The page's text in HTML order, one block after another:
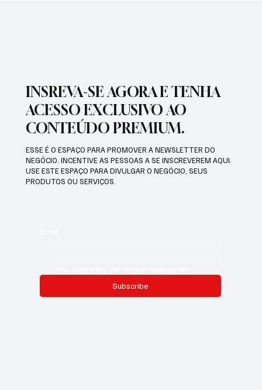
INSREVA-SE AGORA E TENHA
ACESSO EXCLUSIVO AO
CONTEÚDO PREMIUM.
ESSE É O ESPAÇO PARA PROMOVER A NEWSLETTER DO
NEGÓCIO. INCENTIVE AS PESSOAS A SE INSCREVEREM AQUI.
USE ESTE ESPAÇO PARA DIVULGAR O NEGÓCIO, SEUS
PRODUTOS OU SERVIÇOS.
Subscribe